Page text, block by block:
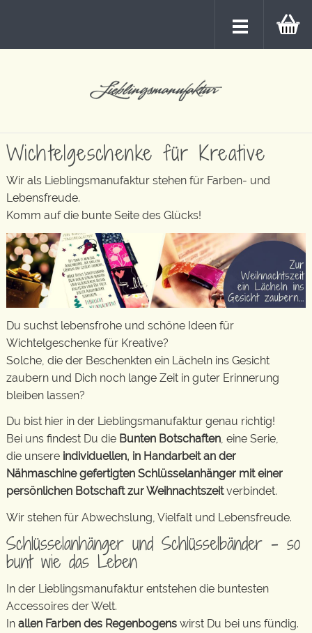
Wichtelgeschenke für Kreative
Wir als Lieblingsmanufaktur stehen für Farben- und
Lebensfreude.
Komm auf die bunte Seite des Glücks!
Du suchst lebensfrohe und schöne Ideen für
Wichtelgeschenke für Kreative?
Solche, die der Beschenkten ein Lächeln ins Gesicht
zaubern und Dich noch lange Zeit in guter Erinnerung
bleiben lassen?
Du bist hier in der Lieblingsmanufaktur genau richtig!
Bei uns findest Du die Bunten Botschaften, eine Serie,
die unsere individuellen, in Handarbeit an der
Nähmaschine gefertigten Schlüsselanhänger mit einer
persönlichen Botschaft zur Weihnachtszeitverbindet.
Wir stehen für Abwechslung, Vielfalt und Lebensfreude.
Schlüsselanhänger und Schlüsselbänder – so
bunt wie das Leben
In der Lieblingsmanufaktur entstehen die buntesten
Accessoires der Welt.
In allen Farben des Regenbogens wirst Du bei uns fündig.